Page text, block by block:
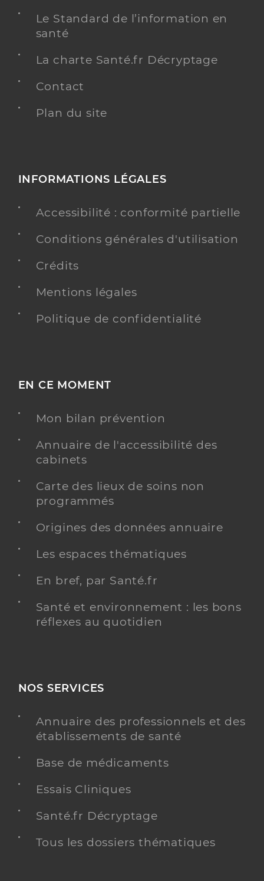
Le Standard de l’information en
santé
La charte Santé.fr Décryptage
Contact
Plan du site
INFORMATIONS LÉGALES
Accessibilité : conformité partielle
Conditions générales d'utilisation
Crédits
Mentions légales
Politique de confidentialité
EN CE MOMENT
Mon bilan prévention
Annuaire de l'accessibilité des
cabinets
Carte des lieux de soins non
programmés
Origines des données annuaire
Les espaces thématiques
En bref, par Santé.fr
Santé et environnement : les bons
réflexes au quotidien
NOS SERVICES
Annuaire des professionnels et des
établissements de santé
Base de médicaments
Essais Cliniques
Santé.fr Décryptage
Tous les dossiers thématiques